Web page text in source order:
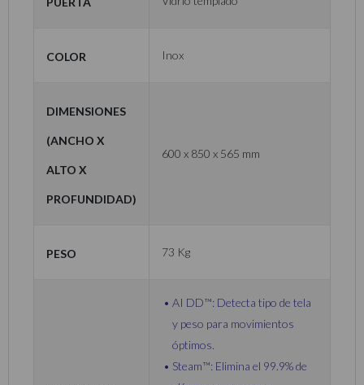
Color Inox
Dimensiones
(Ancho x
Alto x
Profundidad)
600 x 850 x 565 mm
Peso 73 Kg
AI DD™: Detecta tipo de tela
y peso para movimientos
óptimos.
Steam™: Elimina el 99.9% de